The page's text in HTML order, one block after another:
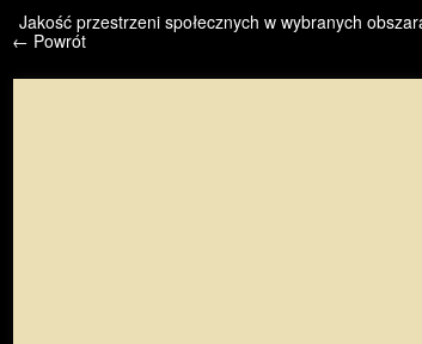
/* */ /* */ /* pliki_strona_po_stronie */
Jakość przestrzeni społecznych w wybranych
← Powrót